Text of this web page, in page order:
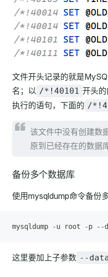
文件开头记录的就是
名；以 /*!40101 开头
执行的语句，下面的 /
该文件中没有创建数
原到已经存在的数据
备份多个数据库
使用mysqldump命令备份
mysqldump -u root -p --
这里要加上子参数 --